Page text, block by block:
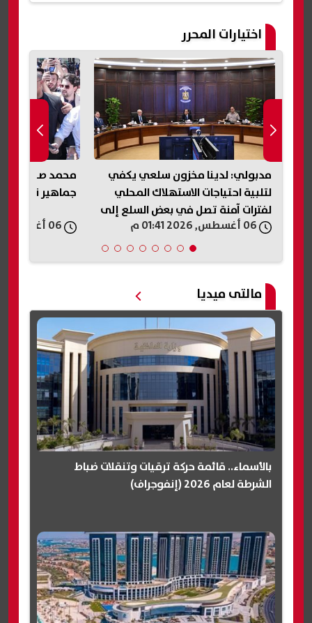
اختيارات المحرر
مدبولي: لدينا مخزون سلعي يكفي
لتلبية احتياجات الاستهلاك المحلي
لفترات آمنة تصل في بعض السلع إلى
عام كامل
محمد صلاح..
جماهير نادي
مالتى ميديا
بالأسماء.. قائمة حركة ترقيات وتنقلات ضباط
الشرطة لعام 2026 (إنفوجراف)